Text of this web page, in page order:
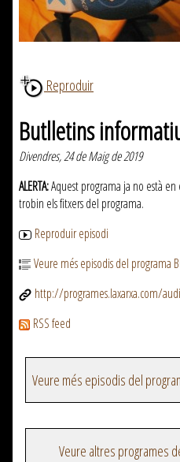
Reproduir
Butlletins
Divendres, 24 de Maig de 2019
ALERTA:Aquest programa ja no està
trobin els fitxers del programa.
Reproduir episodi
Veure més episodis del programa
http://programes.laxarxa.com/
RSS feed
Veure altres programes